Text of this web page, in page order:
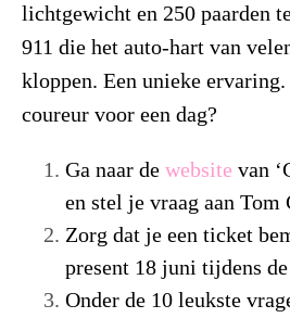
lichtgewicht en 250 paarden
911 die het auto-hart van
kloppen. Een unieke ervaring.
coureur voor een dag?
Ga naar de website van
en stel je vraag aan Tom
Zorg dat je een ticket
present 18 juni tijdens
Onder de 10 leukste